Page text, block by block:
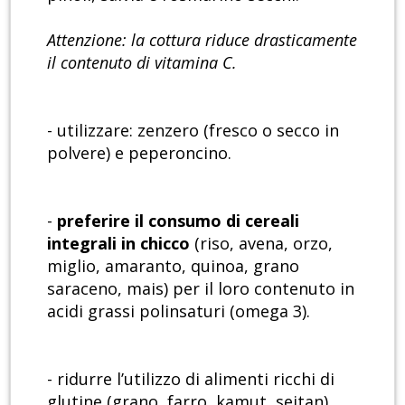
Attenzione: la cottura riduce drasticamente
il contenuto di vitamina C.
- utilizzare: zenzero (fresco o secco in
polvere) e peperoncino.
- preferire il consumo di cereali
integrali in chicco (riso, avena, orzo,
miglio, amaranto, quinoa, grano
saraceno, mais) per il loro contenuto in
acidi grassi polinsaturi (omega 3).
- ridurre l’utilizzo di alimenti ricchi di